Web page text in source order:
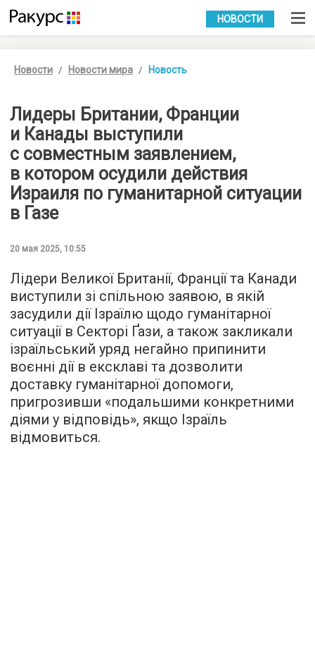
УКР РУС
НОВОСТИ
Новости Новости мира Новость
Лидеры Британии, Франции
и Канады выступили
с совместным заявлением,
в котором осудили действия
Израиля по гуманитарной ситуации
в Газе
20 мая 2025, 10:55
Лідери Великої Британії, Франції та Канади
виступили зі спільною заявою, в якій
засудили дії Ізраїлю щодо гуманітарної
ситуації в Секторі Ґази, а також закликали
ізраїльський уряд негайно припинити
воєнні дії в ексклаві та дозволити
доставку гуманітарної допомоги,
пригрозивши «подальшими конкретними
діями у відповідь», якщо Ізраїль
відмовиться.